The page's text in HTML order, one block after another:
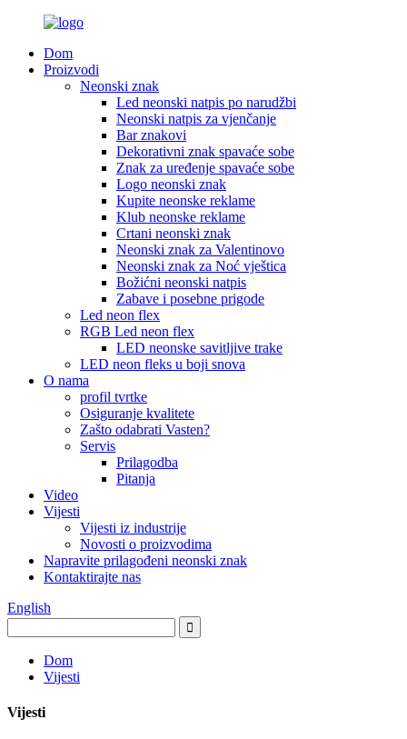
Dom
Proizvodi
Neonski znak
Led neonski natpis po narudžbi
Neonski natpis za vjenčanje
Bar znakovi
Dekorativni znak spavaće sobe
Znak za uređenje spavaće sobe
Logo neonski znak
Kupite neonske reklame
Klub neonske reklame
Crtani neonski znak
Neonski znak za Valentinovo
Neonski znak za Noć vještica
Božićni neonski natpis
Zabave i posebne prigode
Led neon flex
RGB Led neon flex
LED neonske savitljive trake
LED neon fleks u boji snova
O nama
profil tvrtke
Osiguranje kvalitete
Zašto odabrati Vasten?
Servis
Prilagodba
Pitanja
Video
Vijesti
Vijesti iz industrije
Novosti o proizvodima
Napravite prilagođeni neonski znak
Kontaktirajte nas
English
Dom
Vijesti
Vijesti